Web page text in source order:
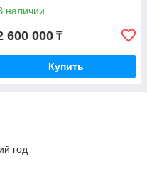
наличии
600 000 ₸
Купить
год